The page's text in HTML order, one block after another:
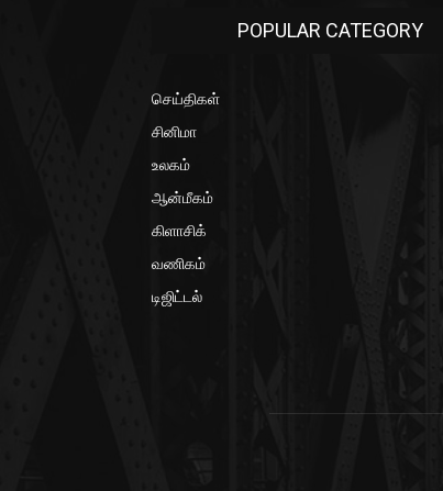
POPULAR CATEGORY
செய்திகள்
சினிமா
உலகம்
ஆன்மீகம்
கிளாசிக்
வணிகம்
டிஜிட்டல்